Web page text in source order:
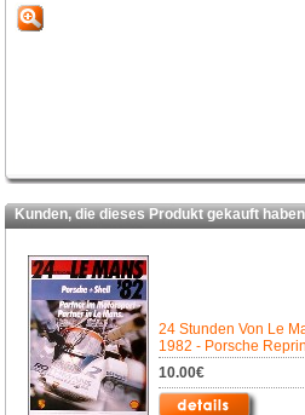
Kunden, die dieses Produkt gekauft
24 Stunden Von Le
1982 - Porsche
10.00€